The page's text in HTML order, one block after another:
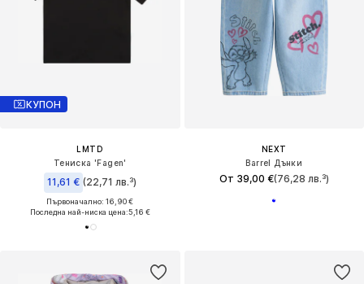
КУПОН
LMTD
Тениска 'Fagen'
11,61 € (22,71 лв.³)
Първоначално: 16,90 €
Последна най-ниска цена:5,16 €
NEXT
Barrel Дънки
От 39,00 €(76,28 лв.³)